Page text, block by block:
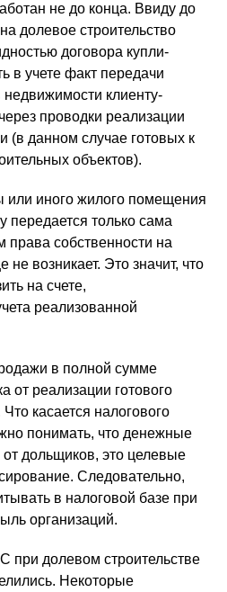
не до конца. Ввиду до
долевое строительство
договора купли-
в учете факт передачи
недвижимости клиенту-
проводки реализации
(в данном случае готовых к
объектов).
или иного жилого помещения
передается только сама
права собственности на
не возникает. Это значит, что
на счете,
реализованной
в полной сумме
от реализации готового
касается налогового
понимать, что денежные
дольщиков, это целевые
Следовательно,
в налоговой базе при
организаций.
при долевом строительстве
Некоторые